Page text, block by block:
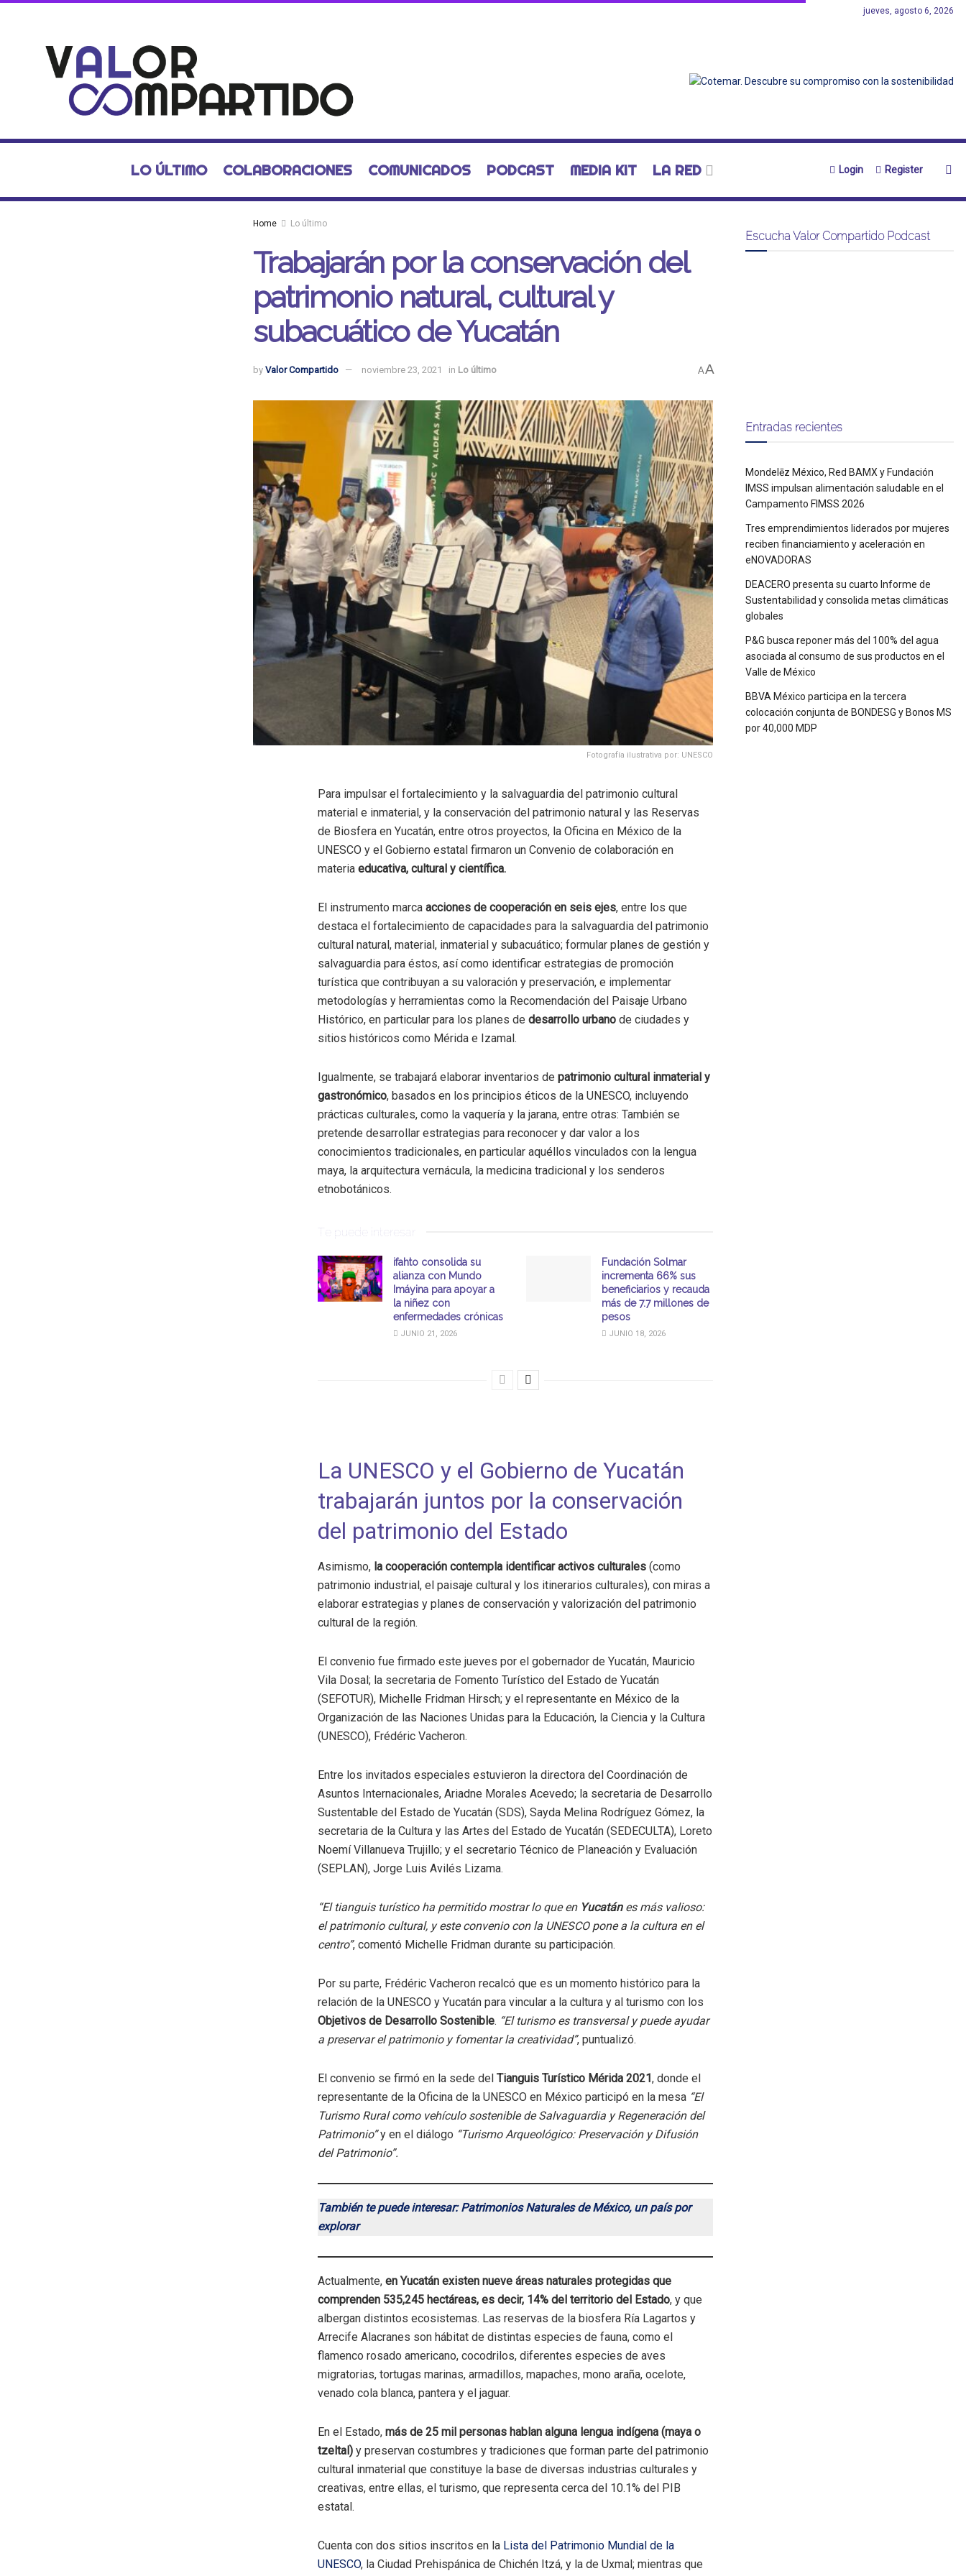
jueves, agosto 6, 2026
LO ÚLTIMO COLABORACIONES COMUNICADOS PODCAST MEDIA KIT LA RED Login Register
Home Lo último
Trabajarán por la conservación del
patrimonio natural, cultural y
subacuático de Yucatán
by Valor Compartido noviembre 23, 2021 in Lo último AA
Fotografía ilustrativa por: UNESCO
Para impulsar el fortalecimiento y la salvaguardia del patrimonio cultural
material e inmaterial, y la conservación del patrimonio natural y las Reservas
de Biosfera en Yucatán, entre otros proyectos, la Oficina en México de la
UNESCO y el Gobierno estatal firmaron un Convenio de colaboración en
materia educativa, cultural y científica.
El instrumento marca acciones de cooperación en seis ejes, entre los que
destaca el fortalecimiento de capacidades para la salvaguardia del patrimonio
cultural natural, material, inmaterial y subacuático; formular planes de gestión y
salvaguardia para éstos, así como identificar estrategias de promoción
turística que contribuyan a su valoración y preservación, e implementar
metodologías y herramientas como la Recomendación del Paisaje Urbano
Histórico, en particular para los planes de desarrollo urbano de ciudades y
sitios históricos como Mérida e Izamal.
Igualmente, se trabajará elaborar inventarios de patrimonio cultural inmaterial y
gastronómico, basados en los principios éticos de la UNESCO, incluyendo
prácticas culturales, como la vaquería y la jarana, entre otras: También se
pretende desarrollar estrategias para reconocer y dar valor a los
conocimientos tradicionales, en particular aquéllos vinculados con la lengua
maya, la arquitectura vernácula, la medicina tradicional y los senderos
etnobotánicos.
Te puede interesar
ifahto consolida su
alianza con Mundo
Imáyina para apoyar a
la niñez con
enfermedades crónicas
JUNIO 21, 2026
Fundación Solmar
incrementa 66% sus
beneficiarios y recauda
más de 7.7 millones de
pesos
JUNIO 18, 2026
La UNESCO y el Gobierno de Yucatán
trabajarán juntos por la conservación
del patrimonio del Estado
Asimismo, la cooperación contempla identificar activos culturales (como
patrimonio industrial, el paisaje cultural y los itinerarios culturales), con miras a
elaborar estrategias y planes de conservación y valorización del patrimonio
cultural de la región.
El convenio fue firmado este jueves por el gobernador de Yucatán, Mauricio
Vila Dosal; la secretaria de Fomento Turístico del Estado de Yucatán
(SEFOTUR), Michelle Fridman Hirsch; y el representante en México de la
Organización de las Naciones Unidas para la Educación, la Ciencia y la Cultura
(UNESCO), Frédéric Vacheron.
Entre los invitados especiales estuvieron la directora del Coordinación de
Asuntos Internacionales, Ariadne Morales Acevedo; la secretaria de Desarrollo
Sustentable del Estado de Yucatán (SDS), Sayda Melina Rodríguez Gómez, la
secretaria de la Cultura y las Artes del Estado de Yucatán (SEDECULTA), Loreto
Noemí Villanueva Trujillo; y el secretario Técnico de Planeación y Evaluación
(SEPLAN), Jorge Luis Avilés Lizama.
“El tianguis turístico ha permitido mostrar lo que enYucatánes más valioso:
el patrimonio cultural, y este convenio con la UNESCO pone a la cultura en el
centro”, comentó Michelle Fridman durante su participación.
Por su parte, Frédéric Vacheron recalcó que es un momento histórico para la
relación de la UNESCO y Yucatán para vincular a la cultura y al turismo con los
Objetivos de Desarrollo Sostenible. “El turismo es transversal y puede ayudar
a preservar el patrimonio y fomentar la creatividad”, puntualizó.
El convenio se firmó en la sede del Tianguis Turístico Mérida 2021 , donde el
representante de la Oficina de la UNESCO en México participó en la mesa “El
Turismo Rural como vehículo sostenible de Salvaguardia y Regeneración del
Patrimonio”y en el diálogo “Turismo Arqueológico: Preservación y Difusión
del Patrimonio”.
También te puede interesar: Patrimonios Naturales de México, un país por
explorar
Actualmente, en Yucatán existen nueve áreas naturales protegidas que
comprenden 535,245 hectáreas, es decir, 14% del territorio del Estado, y que
albergan distintos ecosistemas. Las reservas de la biosfera Ría Lagartos y
Arrecife Alacranes son hábitat de distintas especies de fauna, como el
flamenco rosado americano, cocodrilos, diferentes especies de aves
migratorias, tortugas marinas, armadillos, mapaches, mono araña, ocelote,
venado cola blanca, pantera y el jaguar.
En el Estado, más de 25 mil personas hablan alguna lengua indígena (maya o
tzeltal) y preservan costumbres y tradiciones que forman parte del patrimonio
cultural inmaterial que constituye la base de diversas industrias culturales y
creativas, entre ellas, el turismo, que representa cerca del 10.1% del PIB
estatal.
Cuenta con dos sitios inscritos en la Lista del Patrimonio Mundial de la
UNESCO, la Ciudad Prehispánica de Chichén Itzá, y la de Uxmal; mientras que
Escucha Valor Compartido Podcast
Entradas recientes
Mondelēz México, Red BAMX y Fundación
IMSS impulsan alimentación saludable en el
Campamento FIMSS 2026
Tres emprendimientos liderados por mujeres
reciben financiamiento y aceleración en
eNOVADORAS
DEACERO presenta su cuarto Informe de
Sustentabilidad y consolida metas climáticas
globales
P&G busca reponer más del 100% del agua
asociada al consumo de sus productos en el
Valle de México
BBVA México participa en la tercera
colocación conjunta de BONDESG y Bonos MS
por 40,000 MDP